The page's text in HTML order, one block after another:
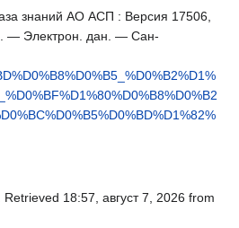
знаний АО АСП : Версия 17506,
— Электрон. дан. — Сан-
. Retrieved 18:57, август 7, 2026 from